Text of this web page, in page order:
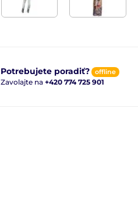
Potrebujete poradiť? offline
Zavolajte na +420 774 725 901